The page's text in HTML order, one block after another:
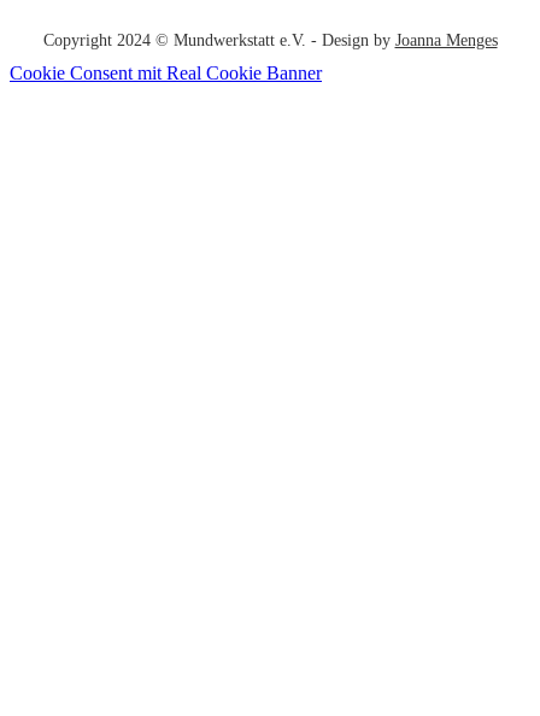
Copyright 2024 © Mundwerkstatt e.V. - Design by Joanna Menges
Cookie Consent mit Real Cookie Banner